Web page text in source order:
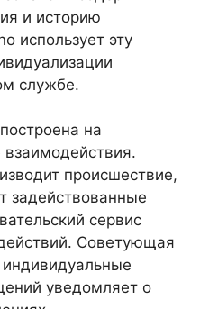
и историю
использует эту
службе.
на
происшествие,
задействованные
сервис
Советующая
уведомляет о